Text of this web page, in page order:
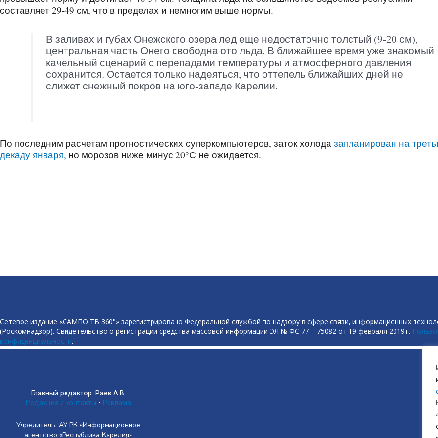
составляет 29-49 см, что в пределах и немногим выше нормы.
В заливах и губах Онежского озера лед еще недостаточно толстый (9-20 см),
центральная часть Онего свободна ото льда. В ближайшее время уже знакомый
качельный сценарий с перепадами температуры и атмосферного давления
сохранится. Остается только надеяться, что оттепель ближайших дней не
слижет снежный покров на юго-западе Карелии.
По последним расчетам прогностических суперкомпьютеров, заток холода запланирован на
декаду января, но морозов ниже минус 20°С не ожидается.
Сетевое издание «САМПО ТВ 360°» зарегистрировано Федеральной службой по надзору в сфере связи, информационных
(Роскомнадзор). Свидетельство о регистрации средства массовой информации ЭЛ № ФС 77 – 75082 от 19 февраля 2019 г.
конфиденциальности.
Главный редактор: Раев А.В.
Редакция / контакты • Реклама
Учредитель: АУ РК «Информационное
агентство «Республика Карелия»